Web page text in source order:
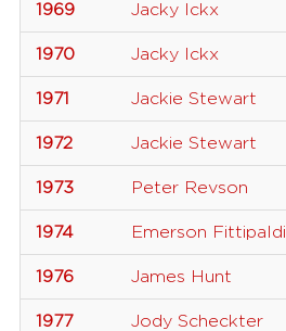
1969 Jacky Ickx
1970 Jacky Ickx
1971 Jackie Stewart
1972 Jackie Stewart
1973 Peter Revson
1974 Emerson Fittipaldi
1976 James Hunt
1977 Jody Scheckter